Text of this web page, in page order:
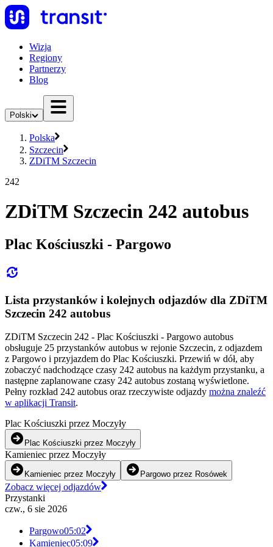
Wizja
Regiony
Partnerzy
Blog
Polski
Polska
Szczecin
ZDiTM Szczecin
242
ZDiTM Szczecin 242 autobus
Plac Kościuszki - Pargowo
Lista przystanków i kolejnych odjazdów dla ZDiTM
Szczecin 242 autobus
ZDiTM Szczecin 242 - Plac Kościuszki - Pargowo autobus
obsługuje 25 przystanków autobus w rejonie Szczecin, z odjazdem
z Pargowo i przyjazdem do Plac Kościuszki. Przewiń w dół, aby
zobaczyć nadchodzące czasy 242 autobus na każdym przystanku, a
następne zaplanowane czasy 242 autobus zostaną wyświetlone.
Pełny rozkład 242 autobus oraz rzeczywiste odjazdy można znaleźć
w aplikacji Transit.
Plac Kościuszki przez Moczyły
Plac Kościuszki przez Moczyły
Kamieniec przez Moczyły
Kamieniec przez Moczyły Pargowo przez Rosówek
Zobacz więcej odjazdów
Przystanki
czw., 6 sie 2026
Pargowo05:02
Kamieniec05:09